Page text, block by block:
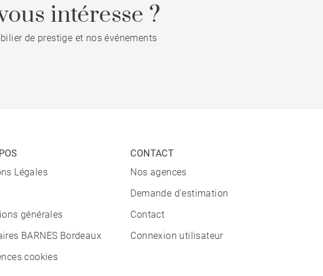
intéresse ?
de prestige et nos événements
Légales
générales
BARNES Bordeaux
cookies
CONTACT
Nos agences
Demande d'estimation
Contact
Connexion utilisateur